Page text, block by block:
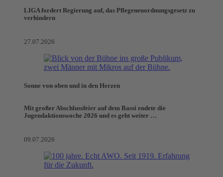
LIGA fordert Regierung auf, das Pflegeneuordnungsgesetz zu
verhindern
27.07.2026
Sonne von oben und in den Herzen
Mit großer Abschlussfeier auf dem Bassi endete die
Jugendaktionswoche 2026 und es geht weiter …
09.07.2026